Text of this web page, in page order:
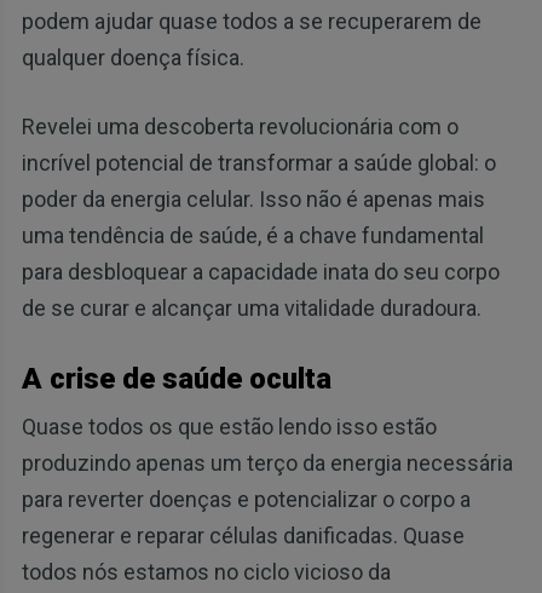
podem ajudar quase todos a se recuperarem de
qualquer doença física.
Revelei uma descoberta revolucionária com o
incrível potencial de transformar a saúde global: o
poder da energia celular. Isso não é apenas mais
uma tendência de saúde, é a chave fundamental
para desbloquear a capacidade inata do seu corpo
de se curar e alcançar uma vitalidade duradoura.
A crise de saúde oculta
Quase todos os que estão lendo isso estão
produzindo apenas um terço da energia necessária
para reverter doenças e potencializar o corpo a
regenerar e reparar células danificadas. Quase
todos nós estamos no ciclo vicioso da